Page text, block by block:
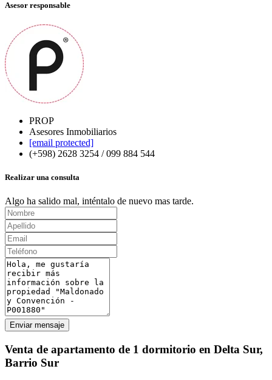
Asesor responsable
PROP
Asesores Inmobiliarios
[email protected]
(+598) 2628 3254 / 099 884 544
Realizar una consulta
Algo ha salido mal, inténtalo de nuevo mas tarde.
Enviar mensaje
Venta de apartamento de 1 dormitorio en Delta Sur,
Barrio Sur